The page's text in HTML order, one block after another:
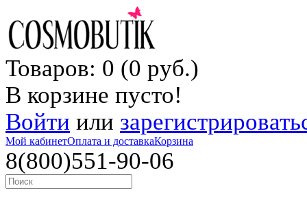
Товаров: 0 (0 руб.)
В корзине пусто!
Войти или
Мой кабинетОплата и доставкаКорзина
8(800)551-90-06